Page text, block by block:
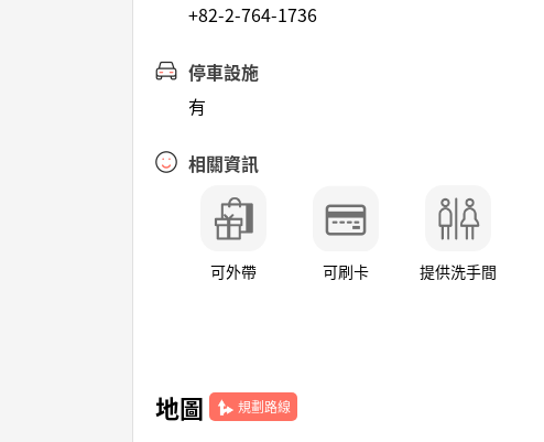
+82-2-764-1736
停車設施
有
相關資訊
可外帶 可刷卡 提供洗手間
地圖 規劃路線